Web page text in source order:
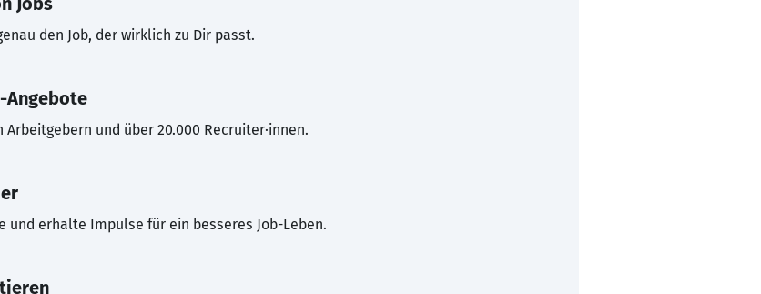
den Job, der wirklich zu Dir passt.
Angebote
Arbeitgebern und über 20.000 Recruiter·innen.
und erhalte Impulse für ein besseres Job-Leben.